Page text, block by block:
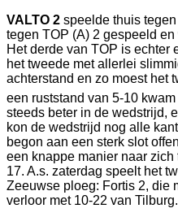
VALTO 2 speelde thuis
tegen TOP (A) 2 gespeeld
Het derde van TOP is echter
het tweede met allerlei
achterstand en zo moest het
een ruststand van 5-10
steeds beter in de wedstrijd,
kon de wedstrijd nog alle
begon aan een sterk slot
een knappe manier naar
17. A.s. zaterdag speelt het
Zeeuwse ploeg: Fortis 2, die
verloor met 10-22 van Tilburg.